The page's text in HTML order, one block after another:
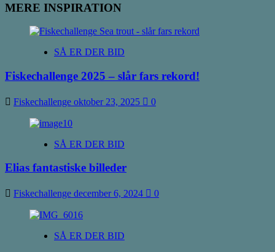
MERE INSPIRATION
SÅ ER DER BID
Fiskechallenge 2025 – slår fars rekord!
Fiskechallenge oktober 23, 2025 0
SÅ ER DER BID
Elias fantastiske billeder
Fiskechallenge december 6, 2024 0
SÅ ER DER BID